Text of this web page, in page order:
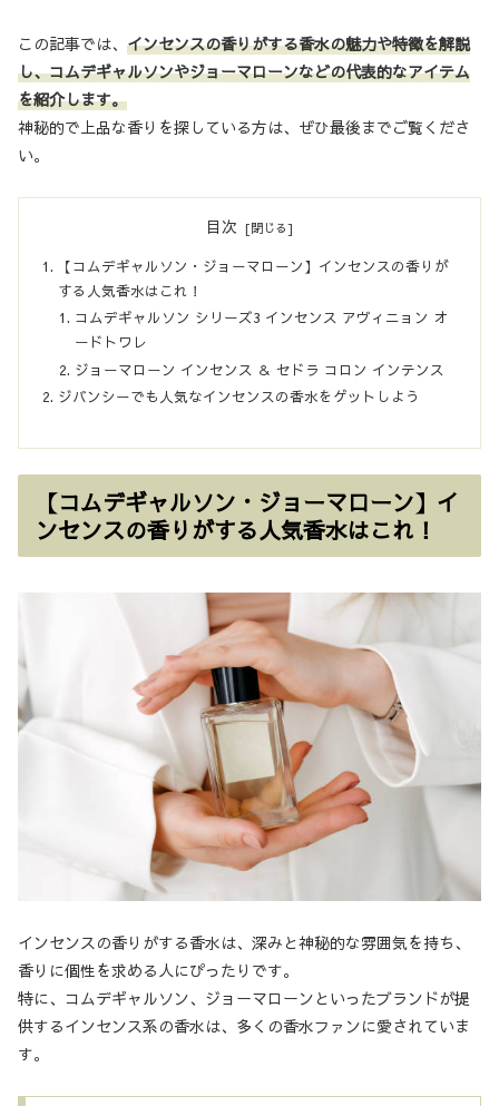
この記事では、 インセンスの香りがする香水の魅力や特徴を解説
し、コムデギャルソンやジョーマローンなどの代表的なアイテム
を紹介します。
神秘的で上品な香りを探している方は、ぜひ最後までご覧くださ
い。
目次
【コムデギャルソン・ジョーマローン】インセンスの香りが
する人気香水はこれ！
コムデギャルソン シリーズ3 インセンス アヴィニョン オ
ードトワレ
ジョーマローン インセンス ＆ セドラ コロン インテンス
ジバンシーでも人気なインセンスの香水をゲットしよう
【コムデギャルソン・ジョーマローン】イ
ンセンスの香りがする人気香水はこれ！
インセンスの香りがする香水は、深みと神秘的な雰囲気を持ち、
香りに個性を求める人にぴったりです。
特に、コムデギャルソン、ジョーマローンといったブランドが提
供するインセンス系の香水は、多くの香水ファンに愛されていま
す。